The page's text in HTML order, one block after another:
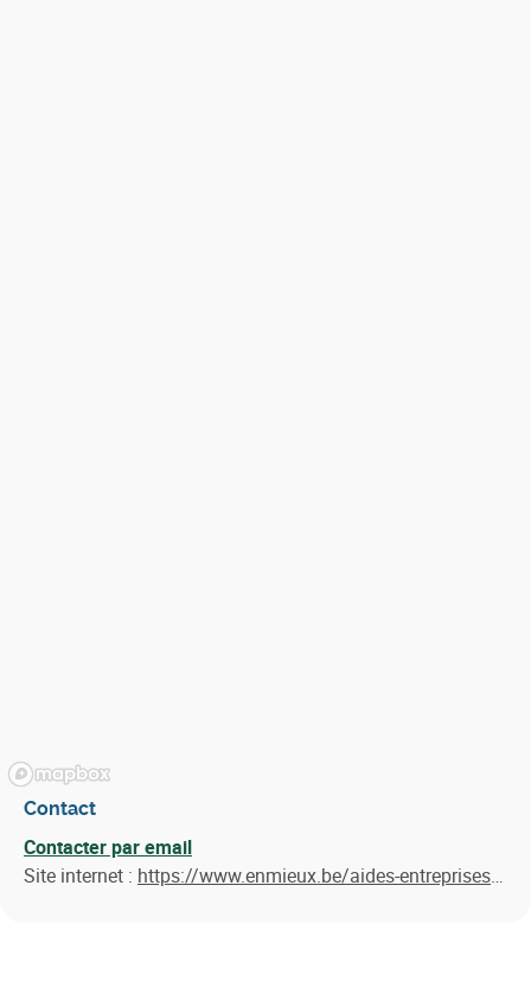
Contact
Contacter par email
Site internet : https://www.enmieux.be/aides-entreprises/2021-2027